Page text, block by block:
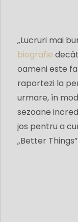
„Lucruri mai
biografie
oameni este
raportezi la
urmare, în
sezoane
jos pentru a
„Better